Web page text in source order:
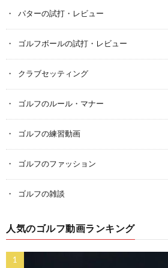
パターの試打・レビュー
ゴルフボールの試打・レビュー
クラブセッティング
ゴルフのルール・マナー
ゴルフの練習動画
ゴルフのファッション
ゴルフの雑談
人気のゴルフ動画ランキング